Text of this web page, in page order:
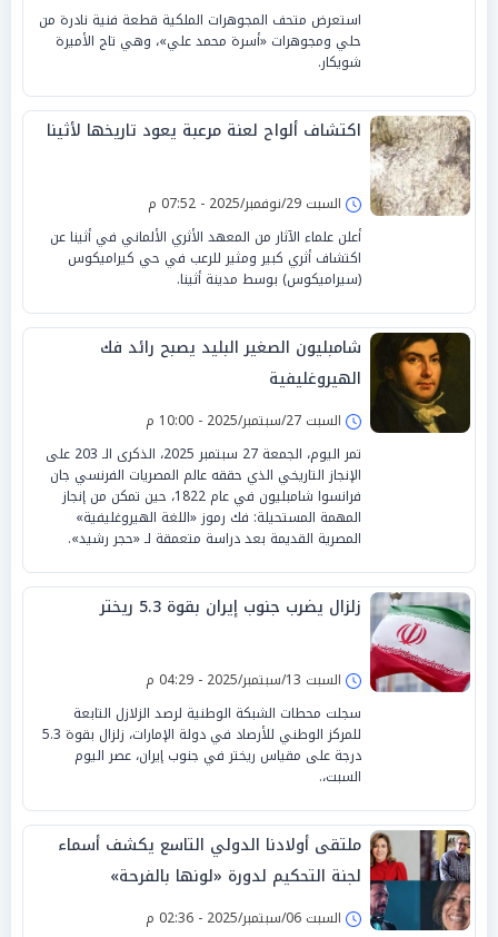
استعرض متحف المجوهرات الملكية قطعة فنية نادرة من
حلي ومجوهرات «أسرة محمد علي»، وهي تاج الأميرة
شويكار.
اكتشاف ألواح لعنة مرعبة يعود تاريخها لأثينا
السبت 29/نوفمبر/2025 - 07:52 م
أعلن علماء الآثار من المعهد الأثري الألماني في أثينا عن
اكتشاف أثري كبير ومثير للرعب في حي كيراميكوس
(سيراميكوس) بوسط مدينة أثينا.
شامبليون الصغير البليد يصبح رائد فك
الهيروغليفية
السبت 27/سبتمبر/2025 - 10:00 م
تمر اليوم، الجمعة 27 سبتمبر 2025، الذكرى الـ 203 على
الإنجاز التاريخي الذي حققه عالم المصريات الفرنسي جان
فرانسوا شامبليون في عام 1822، حين تمكن من إنجاز
المهمة المستحيلة: فك رموز «اللغة الهيروغليفية»
المصرية القديمة بعد دراسة متعمقة لـ «حجر رشيد».
زلزال يضرب جنوب إيران بقوة 5.3 ريختر
السبت 13/سبتمبر/2025 - 04:29 م
سجلت محطات الشبكة الوطنية لرصد الزلازل التابعة
للمركز الوطني للأرصاد في دولة الإمارات، زلزال بقوة 5.3
درجة على مقياس ريختر في جنوب إيران، عصر اليوم
السبت،.
ملتقى أولادنا الدولي التاسع يكشف أسماء
لجنة التحكيم لدورة «لونها بالفرحة»
السبت 06/سبتمبر/2025 - 02:36 م